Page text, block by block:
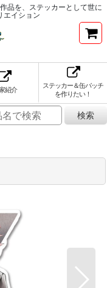
品を、ステッカーとして世に
エイション
紹介
ステッカー＆缶バッチ
を作りたい！